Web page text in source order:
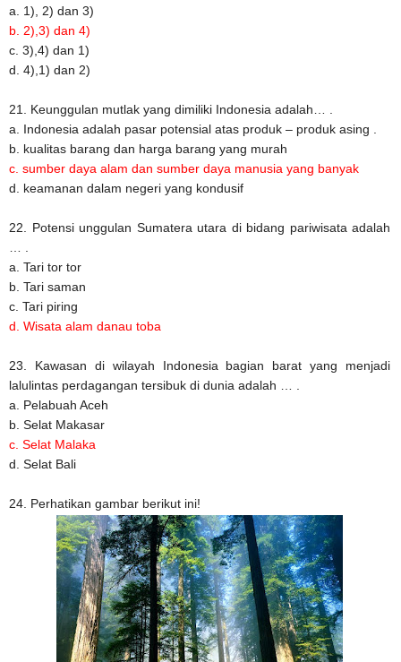
a. 1), 2) dan 3)
b. 2),3) dan 4)
c. 3),4) dan 1)
d. 4),1) dan 2)
21. Keunggulan mutlak yang dimiliki Indonesia adalah… .
a. Indonesia adalah pasar potensial atas produk – produk asing .
b. kualitas barang dan harga barang yang murah
c. sumber daya alam dan sumber daya manusia yang banyak
d. keamanan dalam negeri yang kondusif
22. Potensi unggulan Sumatera utara di bidang pariwisata adalah
a. Tari tor tor
b. Tari saman
c. Tari piring
d. Wisata alam danau toba
23. Kawasan di wilayah Indonesia bagian barat yang menjadi
lalulintas perdagangan tersibuk di dunia adalah … .
a. Pelabuah Aceh
b. Selat Makasar
c. Selat Malaka
d. Selat Bali
24. Perhatikan gambar berikut ini!